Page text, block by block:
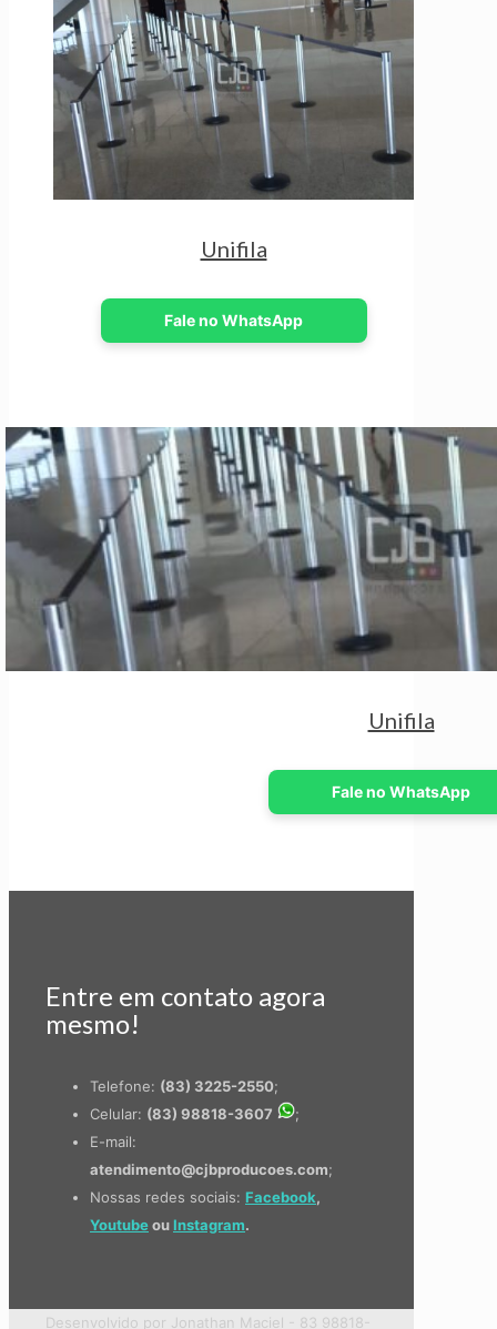
Unifila
Fale no WhatsApp
Unifila
Fale no WhatsApp
Entre em contato agora
mesmo!
Telefone: (83) 3225-2550;
Celular: (83) 98818-3607
;
E-mail:
atendimento@cjbproducoes.com;
Nossas redes sociais: Facebook,
Youtubeou Instagram.
Desenvolvido por Jonathan Maciel - 83 98818-